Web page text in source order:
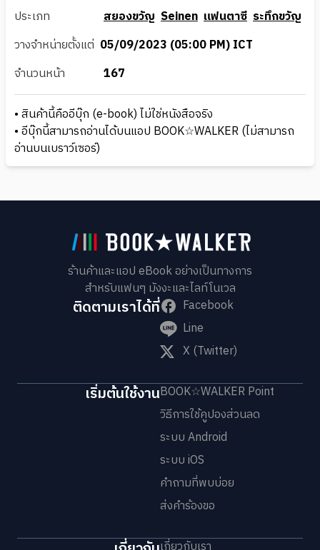
ประเภท
สยองขวัญ Seinen แฟนตาซี ระทึกขวัญ
วางจำหน่ายตั้งแต่ 05/09/2023 (05:00 PM) ICT
จำนวนหน้า
167
• สินค้านี้คืออีบุ๊ก (e-book) ไม่ใช่หนังสือจริง
• อีบุ๊กนี้สามารถอ่านได้บนแอป BOOK☆WALKER (ไม่สามารถ
อ่านบนเบราว์เซอร์)
ร้านค้าและแอป eBook อย่างเป็นทางการ
สำหรับแฟนๆ มังงะและไลท์โนเวล
ติดตามเราได้ที่
Facebook
Line
X (Twitter)
เริ่มต้นใช้งานBOOK☆WALKER Point
วิธีการใช้คูปองส่วนลด
ระบบ Android
ระบบ iOS
คำถามที่พบบ่อย
ส่งคำร้องขอ